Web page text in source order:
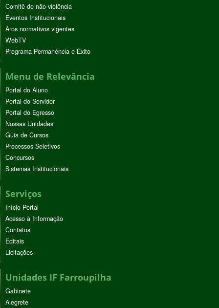
Comitê de não violência
Eventos Institucionais
Atos normativos vigentes
WebTV
Programa Permanência e Êxito
Menu de Relevância
Portal do Aluno
Portal do Servidor
Portal do Egresso
Nossas Unidades
Guia de Cursos
Processos Seletivos
Concursos
Sistemas Institucionais
Serviços
Início Portal
Acesso à Informação
Contatos
Editais
Licitações
Unidades IF Farroupilha
Gabinete
Alegrete